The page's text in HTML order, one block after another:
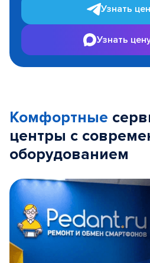
Узнать
Узнать
Комфортные
центры с
оборудованием